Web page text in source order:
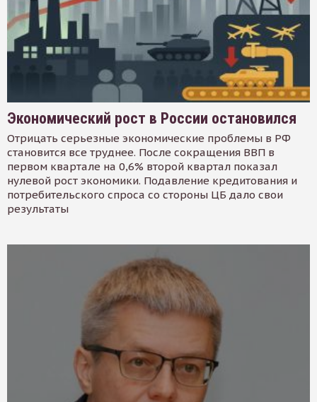
Экономический рост в России остановился
Отрицать серьезные экономические проблемы в РФ
становится все труднее. После сокращения ВВП в
первом квартале на 0,6% второй квартал показал
нулевой рост экономики. Подавление кредитования и
потребительского спроса со стороны ЦБ дало свои
результаты